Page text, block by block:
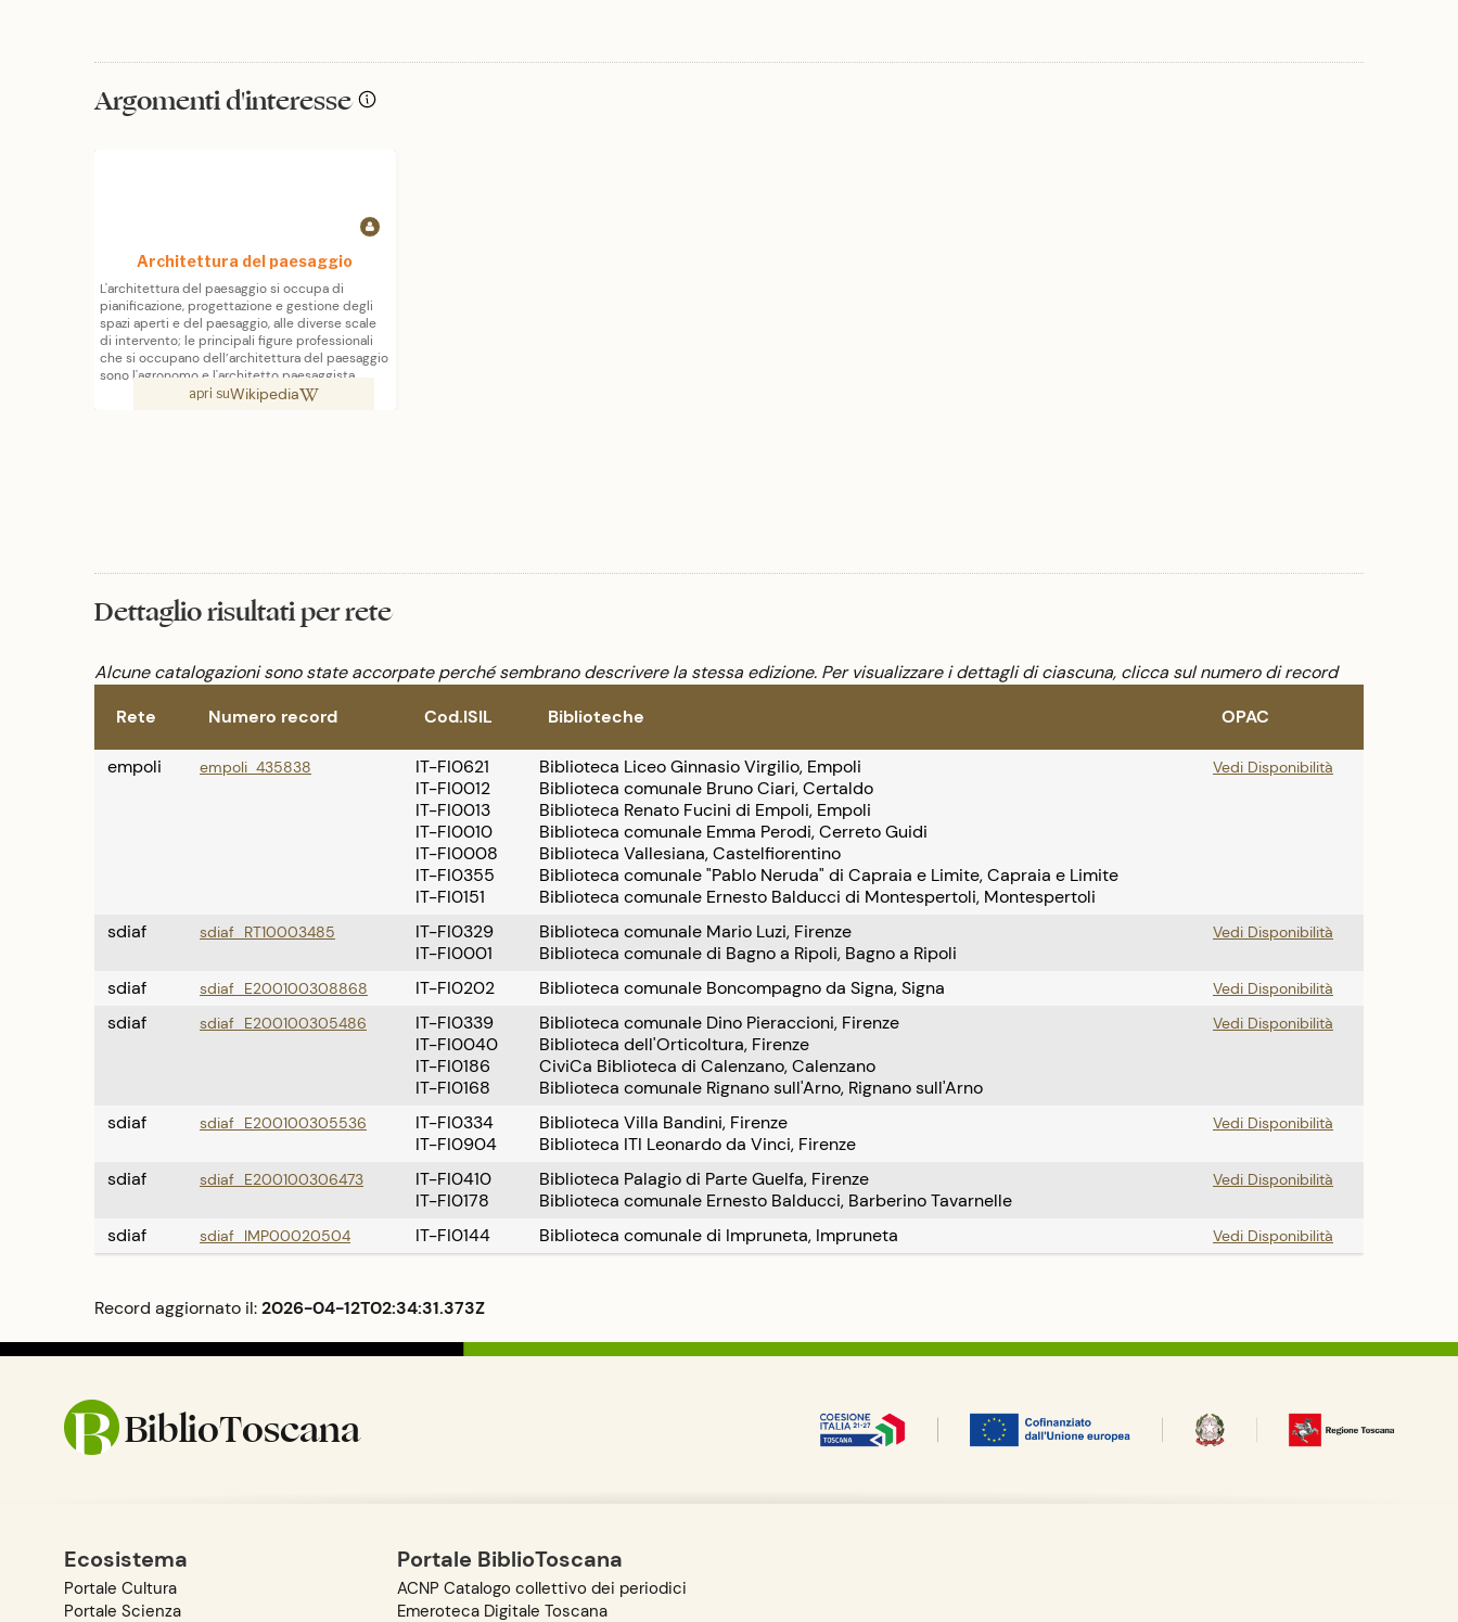
Argomenti d'interesse
Architettura del paesaggio
L'architettura del paesaggio si occupa di
pianificazione, progettazione e gestione degli
spazi aperti e del paesaggio, alle diverse scale
di intervento; le principali figure professionali
che si occupano dell’architettura del paesaggio
sono l'agronomo e l'architetto paesaggista.
apri suWikipedia
Dettaglio risultati per rete
Alcune catalogazioni sono state accorpate perché sembrano descrivere la stessa edizione. Per visualizzare i dettagli di ciascuna, clicca sul numero di record
Rete
Numero record Cod.ISIL Biblioteche OPAC
empoli empoli_435838
IT-FI0621
IT-FI0012
IT-FI0013
IT-FI0010
IT-FI0008
IT-FI0355
IT-FI0151
Biblioteca Liceo Ginnasio Virgilio, Empoli
Biblioteca comunale Bruno Ciari, Certaldo
Biblioteca Renato Fucini di Empoli, Empoli
Biblioteca comunale Emma Perodi, Cerreto Guidi
Biblioteca Vallesiana, Castelfiorentino
Biblioteca comunale "Pablo Neruda" di Capraia e Limite, Capraia e Limite
Biblioteca comunale Ernesto Balducci di Montespertoli, Montespertoli
Vedi Disponibilità
sdiaf sdiaf_RT10003485
IT-FI0329
IT-FI0001
Biblioteca comunale Mario Luzi, Firenze
Biblioteca comunale di Bagno a Ripoli, Bagno a Ripoli
Vedi Disponibilità
sdiaf sdiaf_E200100308868 IT-FI0202 Biblioteca comunale Boncompagno da Signa, Signa Vedi Disponibilità
sdiaf sdiaf_E200100305486
IT-FI0339
IT-FI0040
IT-FI0186
IT-FI0168
Biblioteca comunale Dino Pieraccioni, Firenze
Biblioteca dell'Orticoltura, Firenze
CiviCa Biblioteca di Calenzano, Calenzano
Biblioteca comunale Rignano sull'Arno, Rignano sull'Arno
Vedi Disponibilità
sdiaf sdiaf_E200100305536
IT-FI0334
IT-FI0904
Biblioteca Villa Bandini, Firenze
Biblioteca ITI Leonardo da Vinci, Firenze
Vedi Disponibilità
sdiaf sdiaf_E200100306473
IT-FI0410
IT-FI0178
Biblioteca Palagio di Parte Guelfa, Firenze
Biblioteca comunale Ernesto Balducci, Barberino Tavarnelle
Vedi Disponibilità
sdiaf sdiaf_IMP00020504 IT-FI0144 Biblioteca comunale di Impruneta, Impruneta Vedi Disponibilità
Record aggiornato il:2026-04-12T02:34:31.373Z
BiblioToscana
Ecosistema
Portale Cultura
Portale Scienza
Portale BiblioToscana
ACNP Catalogo collettivo dei periodici
Emeroteca Digitale Toscana